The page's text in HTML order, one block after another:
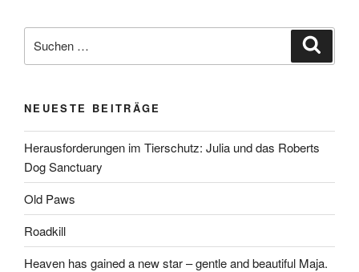
nach:
NEUESTE BEITRÄGE
Herausforderungen im Tierschutz: Julia und das Roberts
Dog Sanctuary
Old Paws
Roadkill
Heaven has gained a new star – gentle and beautiful Maja.